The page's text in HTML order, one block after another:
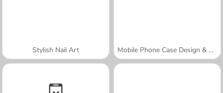
Stylish Nail Art Mobile Phone Case Design & DIY